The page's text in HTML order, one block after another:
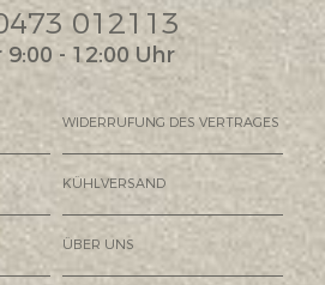
012113
9:00 - 12:00 Uhr
WIDERRUFUNG DES VERTRAGES
KÜHLVERSAND
ÜBER UNS